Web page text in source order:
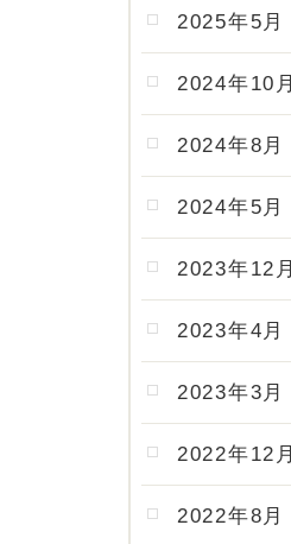
2025年5月
2024年10月
2024年8月
2024年5月
2023年12月
2023年4月
2023年3月
2022年12月
2022年8月